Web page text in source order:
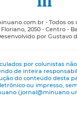
- Todos os
2050 - Centro -
por Gustavo
por colunistas
de inteira
do conteúdo desta
ou impresso,